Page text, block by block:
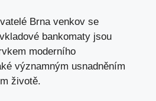
Brna venkov se
bankomaty jsou
moderního
významným usnadněním
životě.